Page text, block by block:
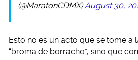
(@MaratonCDMX)August 30,
Esto no es un acto que se tome a
“broma de borracho”, sino que